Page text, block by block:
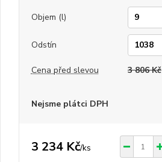
Objem (l)
Odstín
Cena před slevou 3 806 Kč
Nejsme plátci DPH
3 234 Kč/ks